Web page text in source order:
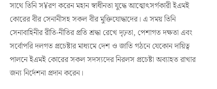
সাথে তিনি স¥রণ করেন মহান স্বাধীনতা যুদ্ধে আত্মোৎসর্গকারী ইএমই
কোরের বীর সেনানীসহ সকল বীর মুক্তিযোদ্ধাদের। এ সময় তিনি
সেনাবাহিনীর রীতি-নীতির প্রতি শ্রদ্ধা রেখে দৃঢ়তা, পেশাগত দক্ষতা এবং
সর্বোপরি দলগত প্রচেষ্টার মাধ্যমে দেশ ও জাতি গঠনে যেকোন দায়িত্ব
পালনে ইএমই কোরের সকল সদস্যদের নিরলস প্রচেষ্টা অব্যাহত রাখার
জন্য নির্দেশনা প্রদান করেন।